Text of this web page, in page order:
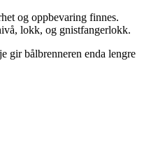
og oppbevaring finnes.
lokk, og gnistfangerlokk.
gir bålbrenneren enda lengre